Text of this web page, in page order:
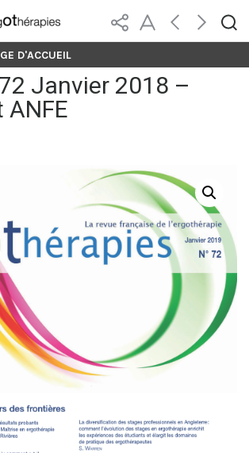
D'ACCUEIL
Janvier 2018 –